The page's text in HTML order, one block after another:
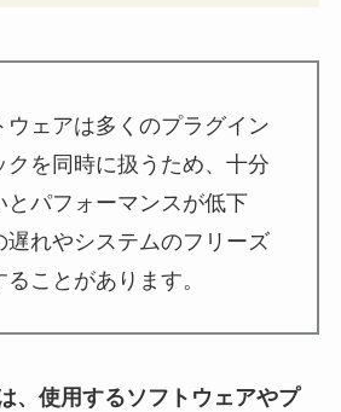
ウェアは多くのプラグイン
クを同時に扱うため、十分
とパフォーマンスが低下
遅れやシステムのフリーズ
ことがあります。
、使用するソフトウェアやプ